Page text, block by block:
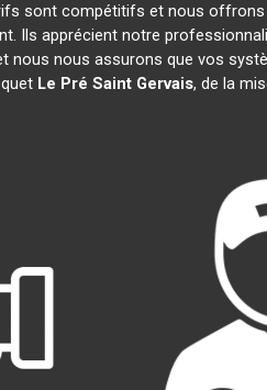
sont compétitifs et nous offrons
Ils apprécient notre
nous nous assurons que vos
Le Pré Saint Gervais, de la